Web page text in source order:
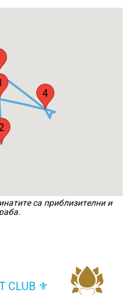
4
са приблизителни и
CLUB ⚜